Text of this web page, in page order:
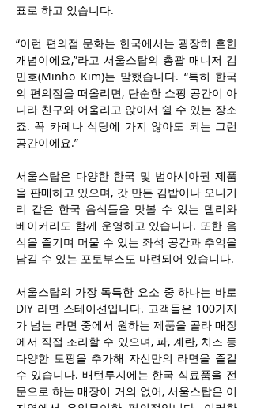
표로 하고 있습니다.
“이런 편의점 문화는 한국에서는 굉장히 흔한
개념이에요,”라고 서울스탑의 총괄 매니저 김
민호(Minho Kim)는 말했습니다. “특히 한국
의 편의점을 떠올리면, 단순한 쇼핑 공간이 아
니라 친구와 어울리고 앉아서 쉴 수 있는 장소
죠. 꼭 카페나 식당에 가지 않아도 되는 그런
공간이에요.”
서울스탑은 다양한 한국 및 범아시아권 제품
을 판매하고 있으며, 갓 만든 김밥이나 오니기
리 같은 한국 음식들을 맛볼 수 있는 델리와
베이커리도 함께 운영하고 있습니다. 또한 음
식을 즐기며 머물 수 있는 좌석 공간과 추억을
남길 수 있는 포토부스도 마련되어 있습니다.
서울스탑의 가장 독특한 요소 중 하나는 바로
DIY 라면 스테이션입니다. 고객들은 100가지
가 넘는 라면 중에서 원하는 제품을 골라 매장
에서 직접 조리할 수 있으며, 파, 계란, 치즈 등
다양한 토핑을 추가해 자신만의 라면을 즐길
수 있습니다. 배턴루지에는 한국 식료품을 전
문으로 하는 매장이 거의 없어, 서울스탑은 이